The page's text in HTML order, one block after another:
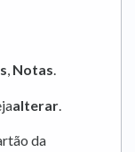
, Notas.
alterar
da